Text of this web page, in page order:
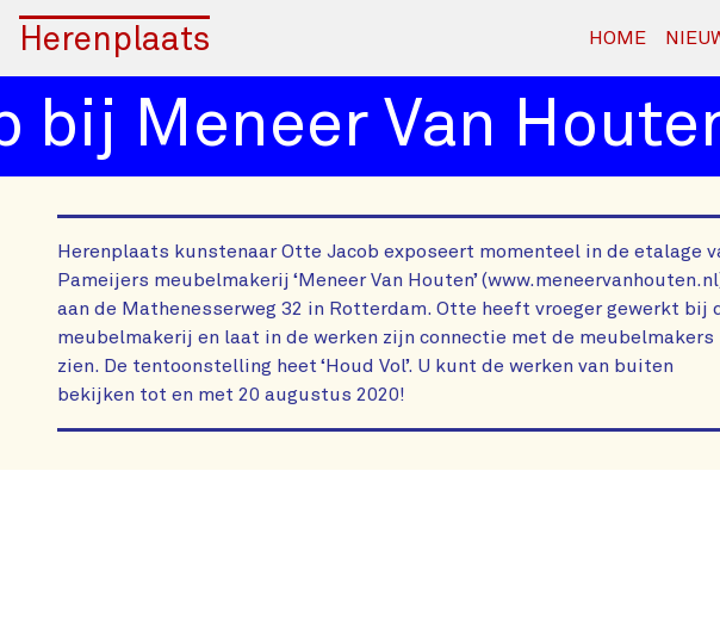
Herenplaats HOME
Meneer Van Houten
Herenplaats kunstenaar Otte Jacob exposeert momenteel in de etalage
Pameijers meubelmakerij ‘Meneer Van Houten’
aan de Mathenesserweg 32 in Rotterdam. Otte heeft vroeger gewerkt bij
meubelmakerij en laat in de werken zijn connectie met de meubelmakers
zien. De tentoonstelling heet ‘Houd Vol’. U kunt de werken van buiten
bekijken tot en met 20 augustus 2020!